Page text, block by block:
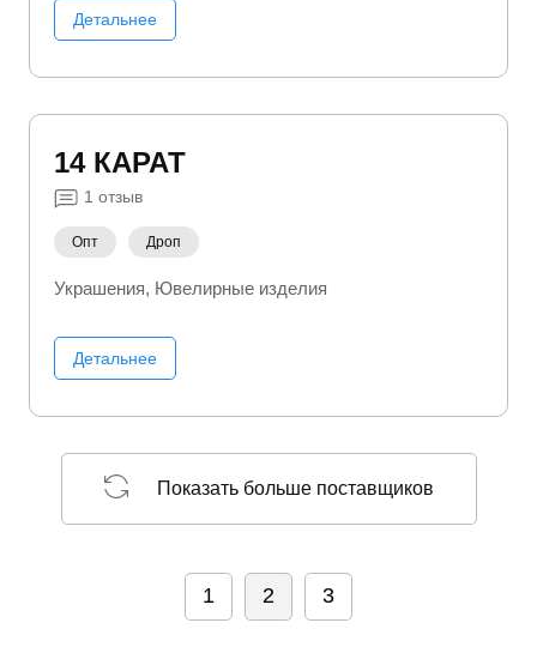
Детальнее
14 КАРАТ
1 отзыв
Опт Дроп
Украшения Ювелирные изделия
Детальнее
Показать больше поставщиков
1 2 3